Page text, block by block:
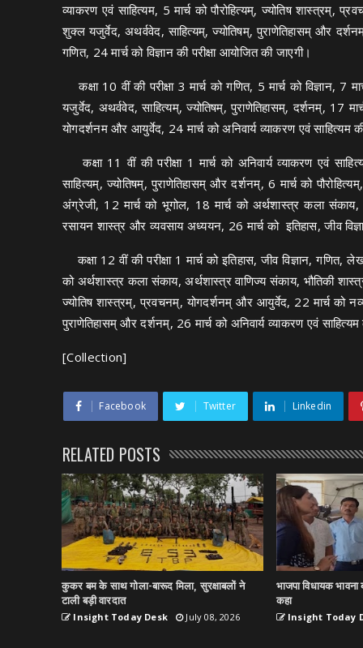
व्याकरण एवं साहित्यम, 5 मार्च को पौरोहित्यम्, ज्योतिष शास्त्रम्,
शुक्ल यजुर्वेद, अथर्ववेद, साहित्यम्, ज्योतिषम्, पुराणेतिहासम् और
गणित, 24 मार्च को विज्ञान की परीक्षा आयोजित की जाएगी।
कक्षा 10 वीं की परीक्षा 3 मार्च को गणित, 5 मार्च को विज्ञान, 7
यजुर्वेद, अथर्ववेद, साहित्यम्, ज्योतिषम्, पुराणेतिहासम्, दर्शनम्, 17
योगदर्शनम और आयुर्वेद, 24 मार्च को अनिवार्य व्याकरण एवं साहित्यम
कक्षा 11 वीं की परीक्षा 1 मार्च को अनिवार्य व्याकरण एवं
साहित्यम्, ज्योतिषम्, पुराणेतिहासम् और दर्शनम्, 6 मार्च को
अंग्रेजी, 12 मार्च को भूगोल, 18 मार्च को अर्थशास्त्र कला संकाय,
रसायन शास्त्र और व्यवसाय अध्ययन, 26 मार्च को इतिहास, जीव
कक्षा 12 वीं की परीक्षा 1 मार्च को इतिहास, जीव विज्ञान,
को अर्थशास्त्र कला संकाय, अर्थशास्त्र वाणिज्य संकाय, भौतिकी
ज्योतिष शास्त्रम्, प्रवचनम्, योगदर्शनम् और आयुर्वेद, 22 मार्च को
पुराणेतिहासम् और दर्शनम्, 26 मार्च को अनिवार्य व्याकरण एवं साहित्यम
[Collection]
Facebook Twitter Linkedin
RELATED POSTS
कुकर बम के साथ गोला-बारूद मिला, सुरक्षाबलों ने
टाली बड़ी वारदात
Insight Today Desk July 08, 2026
भाजपा विधायक
कहा
Insight Today